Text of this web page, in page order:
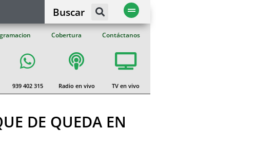
Buscar
Cobertura Contáctanos
939 402 315 Radio en vivo TV en vivo
DE QUEDA EN